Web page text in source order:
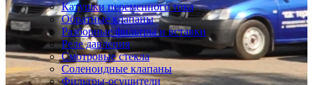
Катушки переменного тока
Обратные клапаны
Разборные фильтры и вставки
Реле давления
Смотровые стекла
Соленоидные клапаны
Фильтры-осушители